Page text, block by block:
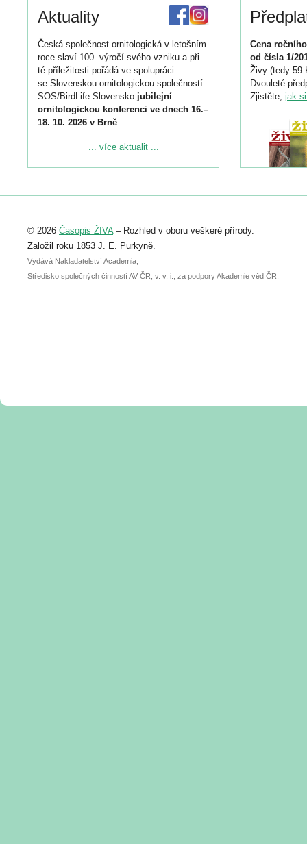
Aktuality
Česká společnost ornitologická v letošním
roce slaví 100. výročí svého vzniku a při
té příležitosti pořádá ve spolupráci
se Slovenskou ornitologickou společností
SOS/BirdLife Slovensko jubilejní
ornitologickou konferenci ve dnech 16.–
18. 10. 2026 v Brně.
Podrobnější informace ke konferenci
Registrovat se můžete do 6. září.
abstraktu přihlášené přednášky nebo
posteru je už 30. června.
... více aktualit ...
Cena
od čísla 1/
Živy (tedy 59
Dvouleté
Zjistěte, jak
© 2026 Časopis ŽIVA– Rozhled v oboru veškeré přírody.
Založil roku 1853 J. E. Purkyně.
Vydává Nakladatelství Academia,
Středisko společných činností AV ČR, v. v. i., za podpory Akademie věd ČR.